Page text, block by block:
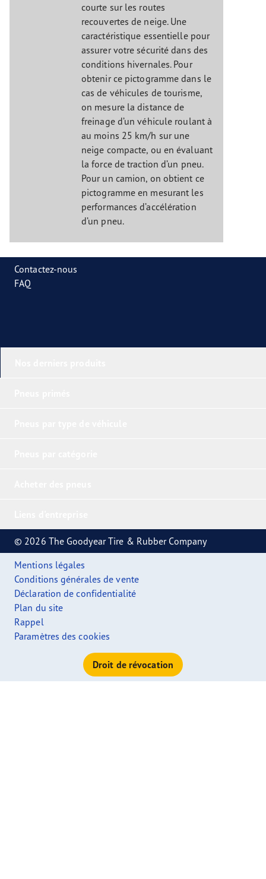
courte sur les routes
recouvertes de neige. Une
caractéristique essentielle pour
assurer votre sécurité dans des
conditions hivernales. Pour
obtenir ce pictogramme dans le
cas de véhicules de tourisme,
on mesure la distance de
freinage d’un véhicule roulant à
au moins 25 km/h sur une
neige compacte, ou en évaluant
la force de traction d’un pneu.
Pour un camion, on obtient ce
pictogramme en mesurant les
performances d’accélération
d’un pneu.
Contactez-nous
FAQ
© 2026 The Goodyear Tire & Rubber Company
Mentions légales
Conditions générales de vente
Déclaration de confidentialité
Plan du site
Rappel
Paramètres des cookies
Droit de révocation